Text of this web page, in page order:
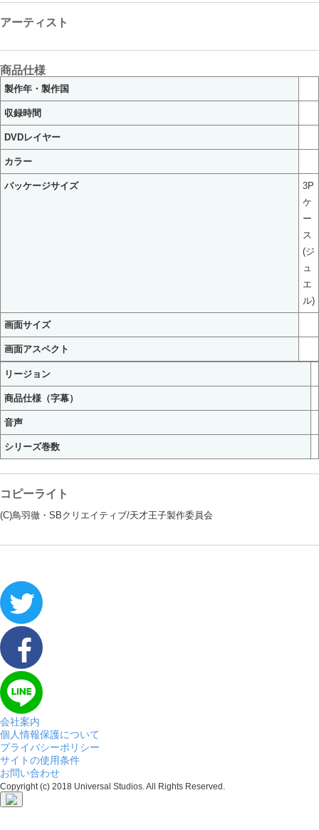
アーティスト
商品仕様
製作年・製作国
収録時間
DVDレイヤー
カラー
パッケージサイズ
3P
ケ
ー
ス
(ジ
ュ
エ
ル)
画面サイズ
画面アスペクト
リージョン
商品仕様（字幕）
音声
シリーズ巻数
コピーライト
(C)鳥羽徹・SBクリエイティブ/天才王子製作委員会
会社案内
個人情報保護について
プライバシーポリシー
サイトの使用条件
お問い合わせ
Copyright (c) 2018 Universal Studios. All Rights Reserved.